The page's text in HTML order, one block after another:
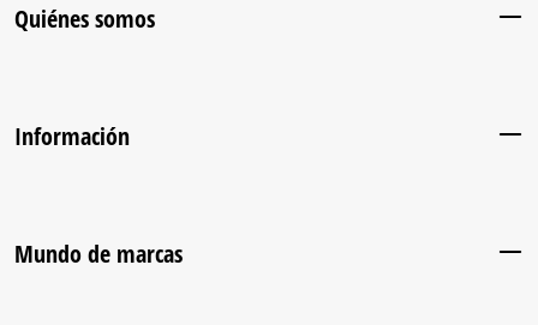
Quiénes somos
Información
Mundo de marcas